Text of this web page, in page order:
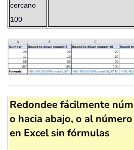
cercano
100
Redondee fácilmente
o hacia abajo, o al
en Excel sin fórmulas